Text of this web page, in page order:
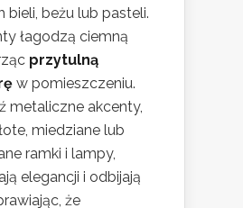
bieli, beżu lub pasteli.
łagodzą ciemną
przytulną
w pomieszczeniu.
metaliczne akcenty,
miedziane lub
ramki i lampy,
elegancji i odbijają
że